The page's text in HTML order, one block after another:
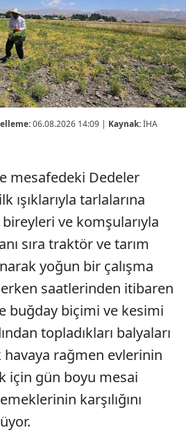
06.08.2026 14:09 | Kaynak:İHA
mesafedeki Dedeler
ışıklarıyla tarlalarına
ve komşularıyla
sıra traktör ve tarım
yoğun bir çalışma
saatlerinden itibaren
buğday biçimi ve kesimi
topladıkları balyaları
havaya rağmen evlerinin
için gün boyu mesai
karşılığını